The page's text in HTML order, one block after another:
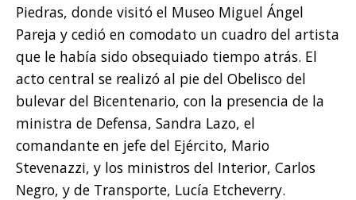
Piedras, donde visitó el Museo Miguel Ángel
Pareja y cedió en comodato un cuadro del artista
que le había sido obsequiado tiempo atrás. El
acto central se realizó al pie del Obelisco del
bulevar del Bicentenario, con la presencia de la
ministra de Defensa, Sandra Lazo, el
comandante en jefe del Ejército, Mario
Stevenazzi, y los ministros del Interior, Carlos
Negro, y de Transporte, Lucía Etcheverry.